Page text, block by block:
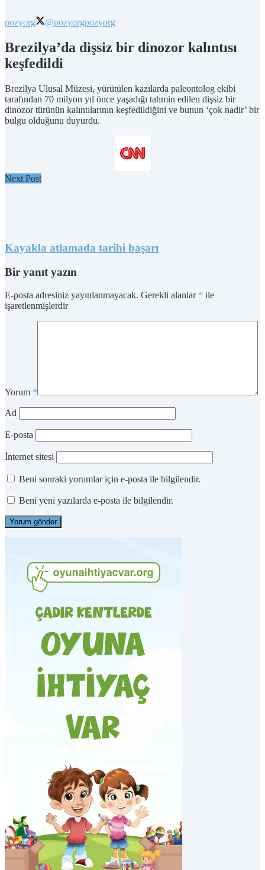
pozyorg @pozyorgpozyorg
Brezilya’da dişsiz bir dinozor kalıntısı
keşfedildi
Brezilya Ulusal Müzesi, yürütülen kazılarda paleontolog ekibi
tarafından 70 milyon yıl önce yaşadığı tahmin edilen dişsiz bir
dinozor türünün kalıntılarının keşfedildiğini ve bunun ‘çok nadir’ bir
bulgu olduğunu duyurdu.
Next Post
Kayakla atlamada tarihi başarı
Bir yanıt yazın
E-posta adresiniz yayınlanmayacak. Gerekli alanlar * ile
işaretlenmişlerdir
Yorum *
Ad
E-posta
İnternet sitesi
Beni sonraki yorumlar için e-posta ile bilgilendir.
Beni yeni yazılarda e-posta ile bilgilendir.